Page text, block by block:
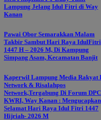
Lampung Jelang Idul Fitri di Way
Kanan
Pawai Obor Semarakkan Malam
Takbir Sambut Hari Raya IdulFitri
1447 H – 2026 M, Di Kampung
Simpang Asam, Kecamatan Banjit
Kaperwil Lampung Media Rakyat
Network & Risalahpos
Network,Tergabung Di Forum DPC
KWRI, Way Kanan : Mengucapkan
Selamat Hari Raya Idul Fitri 1447
Hijriah- 2026 M